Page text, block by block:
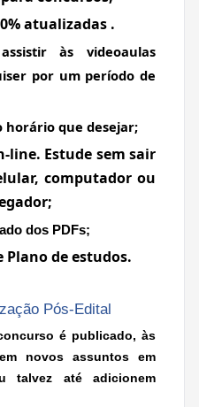
atualizadas .
às videoaulas
por um período de
horário que desejar;
line. Estude sem sair
computador ou
dos PDFs;
Plano de estudos.
Pós-Edital
é publicado, às
novos assuntos em
talvez até adicionem